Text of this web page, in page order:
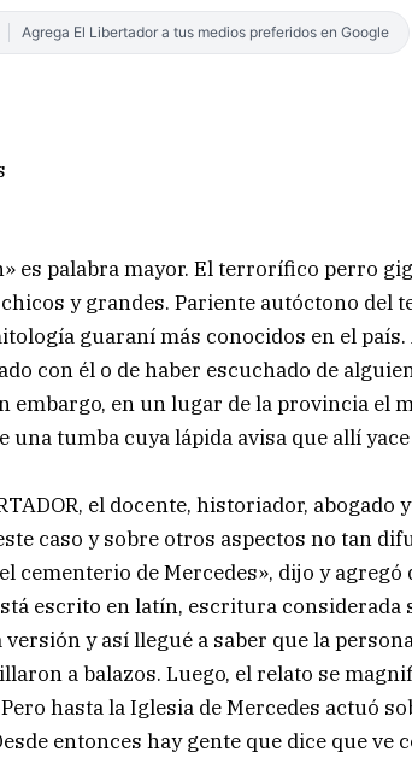
Agrega El Libertador a tus medios preferidos en Google
es palabra mayor. El terrorífico perro
y grandes. Pariente autóctono del
guaraní más conocidos en el
con él o de haber escuchado de
embargo, en un lugar de la provincia el
una tumba cuya lápida avisa que allí
el docente, historiador,
caso y sobre otros aspectos no tan
cementerio de Mercedes», dijo y agregó
escrito en latín, escritura considerada
versión y así llegué a saber que la
a balazos. Luego, el relato se
hasta la Iglesia de Mercedes actuó
entonces hay gente que dice que ve